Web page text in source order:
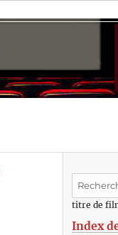
Recherche
:titre de
Index